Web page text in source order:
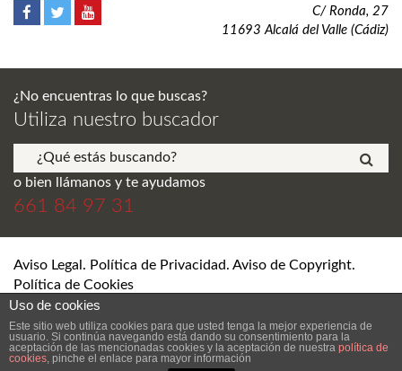
C/ Ronda, 27
11693 Alcalá del Valle (Cádiz)
¿No encuentras lo que buscas?
Utiliza nuestro buscador
o bien llámanos y te ayudamos
661 84 97 31
Aviso Legal. Política de Privacidad. Aviso de Copyright.
Política de Cookies
DESARROLLO Y DISEÑO WEB DE TIENDA ONLINE SEVILLA
Uso de cookies
Este sitio web utiliza cookies para que usted tenga la mejor experiencia de
usuario. Si continúa navegando está dando su consentimiento para la
aceptación de las mencionadas cookies y la aceptación de nuestra política de
cookies, pinche el enlace para mayor información